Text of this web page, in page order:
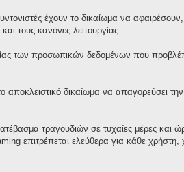
έχουν το δικαίωμα να
τους κανόνες λειτουργίας.
των προσωπικών δεδομένων που
το αποκλειστικό δικαίωμα να
τραγουδιών σε τυχαίες μέρες
επιτρέπεται ελεύθερα για κάθε